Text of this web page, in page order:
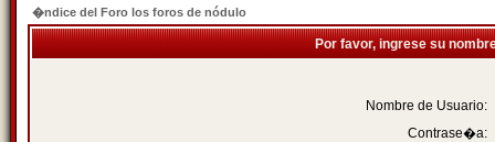
�ndice del Foro los foros de nódulo
Por favor, ingrese su
Nombre de Usuario:
Contrase�a: